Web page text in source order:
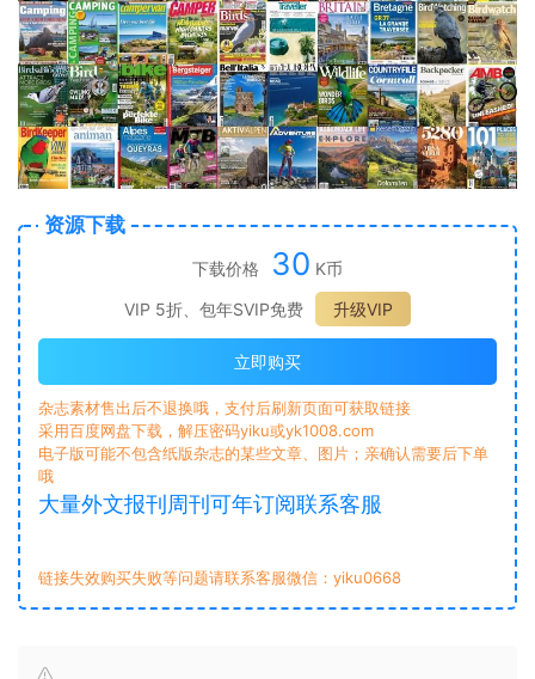
资源下载
下载价格 30 K币
VIP 5折、包年SVIP免费
升级VIP
立即购买
杂志素材售出后不退换哦，支付后刷新页面可获取链接
采用百度网盘下载，解压密码yiku或yk1008.com
电子版可能不包含纸版杂志的某些文章、图片；亲确认需要后下单
哦
大量外文报刊周刊可年订阅联系客服
链接失效购买失败等问题请联系客服微信：yiku0668